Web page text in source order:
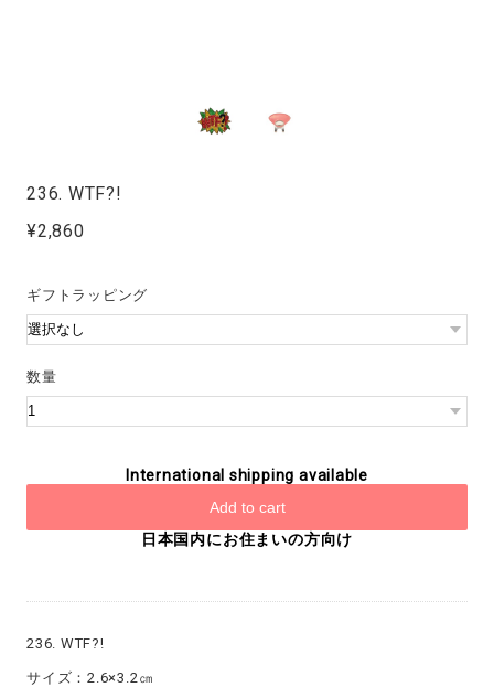
236. WTF?!
¥2,860
ギフトラッピング
数量
International shipping available
Add to cart
日本国内にお住まいの方向け
236. WTF?!
サイズ：2.6×3.2㎝